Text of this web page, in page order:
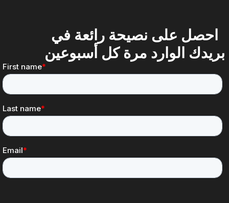
احصل على نصيحة رائعة في
بريدك الوارد مرة كل أسبوعين